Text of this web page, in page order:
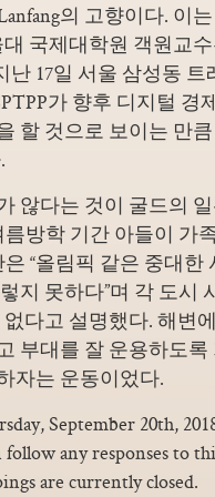
의 고향이다. 이
국제대학원 객원교
17일 서울 삼성동
가 향후 디지털
할 것으로 보이는 만
않다는 것이 굴드의
름방학 기간 아들이 가
“올림픽 같은 중대
지 못하다”며 각 도시
다고 설명했다. 해변
부대를 잘 운용하도
자는 운동이었다.
September 20th,
follow any responses to
are currently closed.